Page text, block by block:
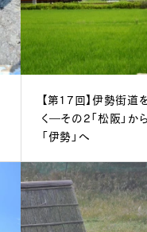
【第17回】伊勢街道
く―その2「松阪」か
「伊勢」へ